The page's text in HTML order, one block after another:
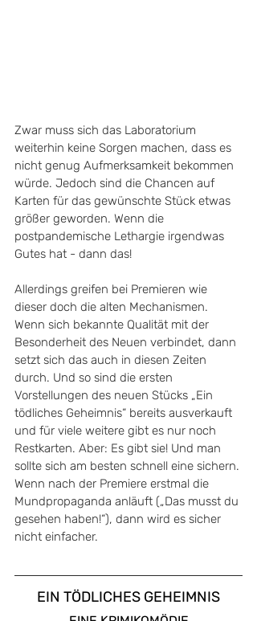
Zwar muss sich das Laboratorium
weiterhin keine Sorgen machen, dass es
nicht genug Aufmerksamkeit bekommen
würde. Jedoch sind die Chancen auf
Karten für das gewünschte Stück etwas
größer geworden. Wenn die
postpandemische Lethargie irgendwas
Gutes hat - dann das!
Allerdings greifen bei Premieren wie
dieser doch die alten Mechanismen.
Wenn sich bekannte Qualität mit der
Besonderheit des Neuen verbindet, dann
setzt sich das auch in diesen Zeiten
durch. Und so sind die ersten
Vorstellungen des neuen Stücks „Ein
tödliches Geheimnis“ bereits ausverkauft
und für viele weitere gibt es nur noch
Restkarten. Aber: Es gibt sie! Und man
sollte sich am besten schnell eine sichern.
Wenn nach der Premiere erstmal die
Mundpropaganda anläuft („Das musst du
gesehen haben!“), dann wird es sicher
nicht einfacher.
EIN TÖDLICHES GEHEIMNIS